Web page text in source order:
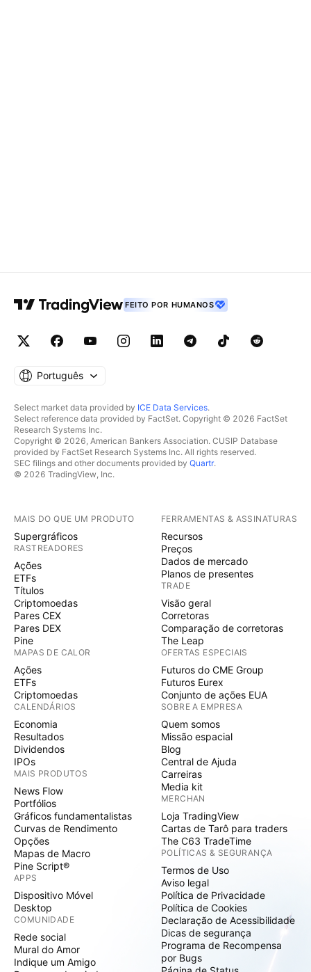
FEITO POR HUMANOS
Português
Select market data provided by ICE Data Services.
Select reference data provided by FactSet. Copyright © 2026 FactSet
Research Systems Inc.
Copyright © 2026, American Bankers Association. CUSIP Database
provided by FactSet Research Systems Inc. All rights reserved.
SEC filings and other documents provided by Quartr.
© 2026 TradingView, Inc.
MAIS DO QUE UM PRODUTO
Supergráficos
RASTREADORES
Ações
ETFs
Títulos
Criptomoedas
Pares CEX
Pares DEX
Pine
MAPAS DE CALOR
Ações
ETFs
Criptomoedas
CALENDÁRIOS
Economia
Resultados
Dividendos
IPOs
MAIS PRODUTOS
News Flow
Portfólios
Gráficos fundamentalistas
Curvas de Rendimento
Opções
Mapas de Macro
Pine Script®
APPS
Dispositivo Móvel
Desktop
COMUNIDADE
Rede social
Mural do Amor
Indique um Amigo
FERRAMENTAS & ASSINATURAS
Recursos
Preços
Dados de mercado
Planos de presentes
TRADE
Visão geral
Corretoras
Comparação de corretoras
The Leap
OFERTAS ESPECIAIS
Futuros do CME Group
Futuros Eurex
Conjunto de ações EUA
SOBRE A EMPRESA
Quem somos
Missão espacial
Blog
Central de Ajuda
Carreiras
Media kit
MERCHAN
Loja TradingView
Cartas de Tarô para traders
The C63 TradeTime
POLÍTICAS & SEGURANÇA
Termos de Uso
Aviso legal
Política de Privacidade
Política de Cookies
Declaração de Acessibilidade
Dicas de segurança
Programa de Recompensa
por Bugs